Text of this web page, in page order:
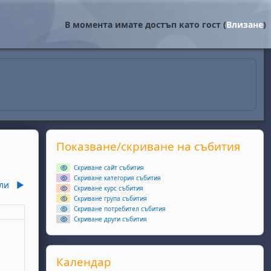
В момента имате достъп като гост (Влизане)
▶︎
неделя, 1 юни
Supplementary blocks
Прескочи Показване/скриване на събития
Показване/скриване на събития
Скриване сайт събития
Скриване категория събития
Скриване курс събития
Скриване група събития
Скриване потребител събития
Скриване други събития
Прескочи Календар
Календар